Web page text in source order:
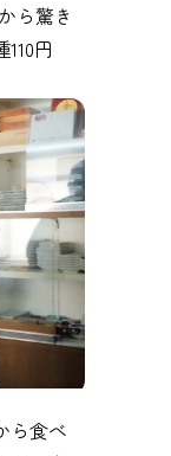
ら驚き
円
ら食べ